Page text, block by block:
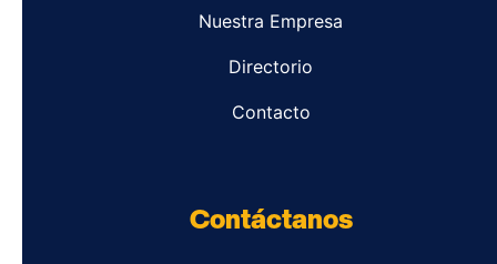
Nuestra Empresa
Directorio
Contacto
Contáctanos